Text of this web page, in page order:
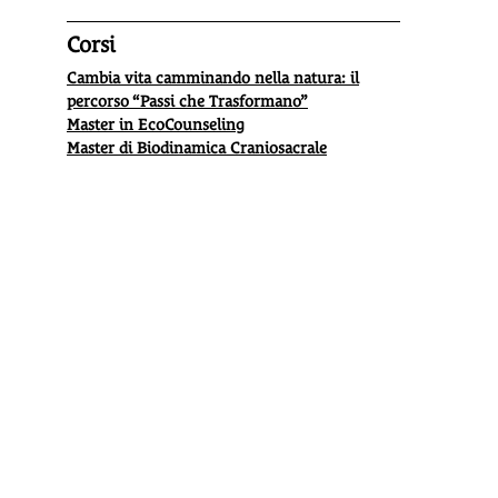
Corsi
Cambia vita camminando nella natura: il
percorso “Passi che Trasformano”
Master in EcoCounseling
Master di Biodinamica Craniosacrale